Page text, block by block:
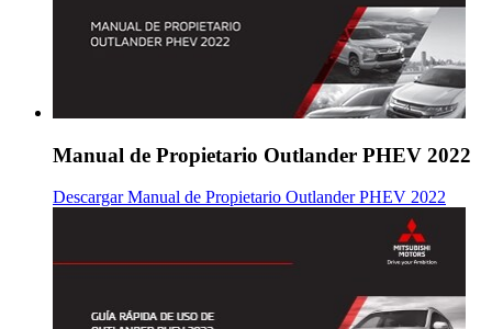
Manual de Propietario Outlander PHEV 2022
Descargar Manual de Propietario Outlander PHEV 2022